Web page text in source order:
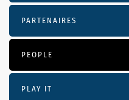
PARTENAIRES
PEOPLE
PLAY IT